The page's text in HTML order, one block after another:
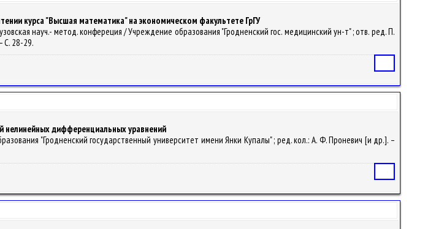
курса "Высшая математика" на экономическом факультете ГрГУ
науч.- метод. конфереция / Учреждение образования "Гродненский гос. медицинский ун-т" ; отв. ред. П.
С. 28-29.
дифференциальных уравнений
"Гродненский государственный университет имени Янки Купалы" ; ред. кол.: А. Ф. Проневич [и др.]. –